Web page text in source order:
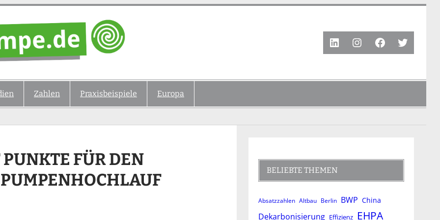
LinkedInInstagram
Facebook
Twitter
Zahlen Praxisbeispiele Europa
FÜR DEN
BELIEBTE THEMEN
Absatzzahlen Altbau Berlin BWP China
Dekarbonisierung Effizienz EHPA